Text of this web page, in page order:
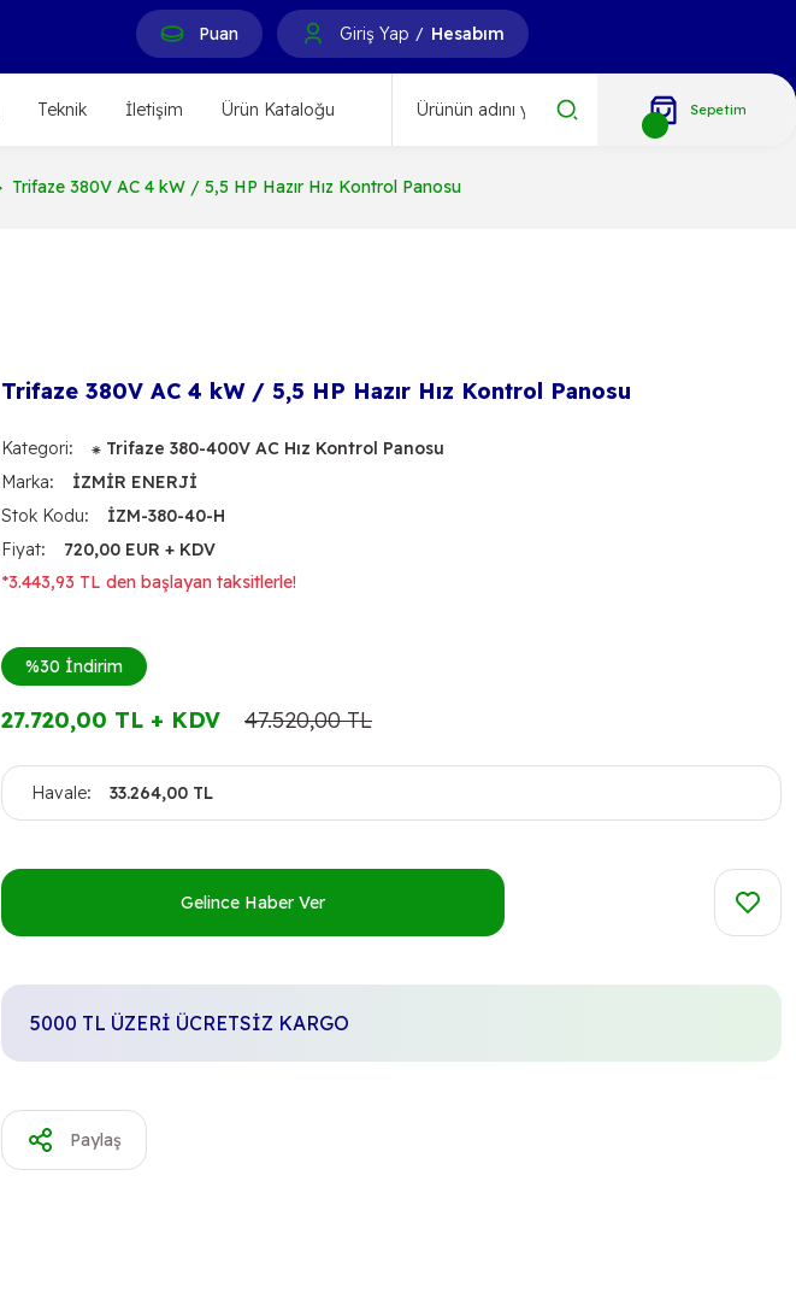
Puan Giriş Yap / Hesabım
Teknik İletişim Ürün Kataloğu Sepetim
Trifaze 380V AC 4 kW / 5,5 HP Hazır Hız Kontrol Panosu
Trifaze 380V AC 4 kW / 5,5 HP Hazır Hız Kontrol Panosu
Kategori
⁕ Trifaze 380-400V AC Hız Kontrol Panosu
Marka
İZMİR ENERJİ
Stok Kodu
İZM-380-40-H
Fiyat
720,00 EUR + KDV
*3.443,93 TL den başlayan taksitlerle!
%30 İndirim
27.720,00 TL + KDV 47.520,00 TL
Havale 33.264,00 TL
Gelince Haber Ver
5000 TL ÜZERİ ÜCRETSİZ KARGO
Paylaş